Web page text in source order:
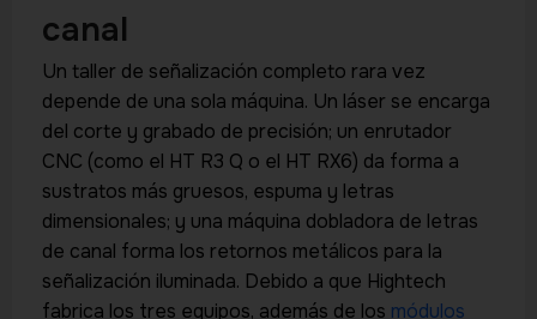
canal
Un taller de señalización completo rara vez
depende de una sola máquina. Un láser se encarga
del corte y grabado de precisión; un enrutador
CNC (como el HT R3 Q o el HT RX6) da forma a
sustratos más gruesos, espuma y letras
dimensionales; y una máquina dobladora de letras
de canal forma los retornos metálicos para la
señalización iluminada. Debido a que Hightech
fabrica los tres equipos, además de los módulos